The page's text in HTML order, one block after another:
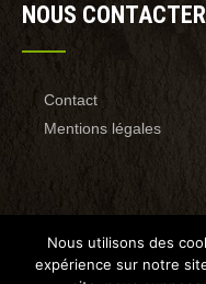
NOUS CONTACTER
Contact
Mentions légales
Nous utilisons des
expérience sur notre